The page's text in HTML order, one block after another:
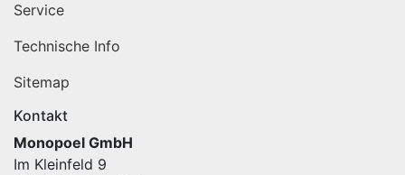
Service
Technische Info
Sitemap
Kontakt
Monopoel GmbH
Im Kleinfeld 9